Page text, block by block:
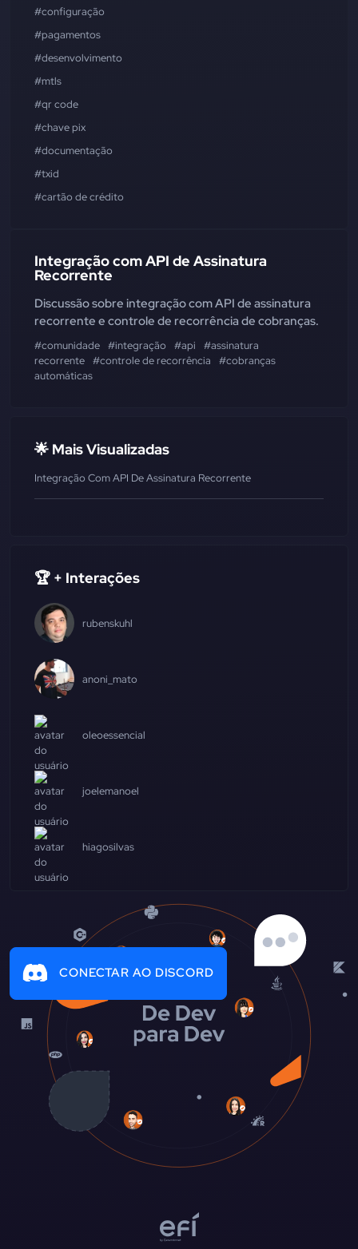
#configuração
#pagamentos
#desenvolvimento
#mtls
#qr code
#chave pix
#documentação
#txid
#cartão de crédito
Integração com API de Assinatura
Recorrente
Discussão sobre integração com API de assinatura
recorrente e controle de recorrência de cobranças.
#comunidade #integração #api
#assinatura
recorrente #controle de recorrência
#cobranças
automáticas
🌟 Mais Visualizadas
Integração Com API De Assinatura Recorrente
🏆 + Interações
rubenskuhl
anoni_mato
oleoessencial
joelemanoel
hiagosilvas
CONECTAR AO DISCORD